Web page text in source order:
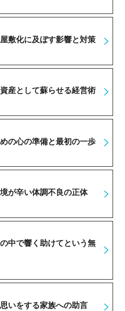
敷化に及ぼす影響と対策
産として蘇らせる経営術
の心の準備と最初の一歩
が辛い体調不良の正体
中で響く助けてという無
いをする家族への助言